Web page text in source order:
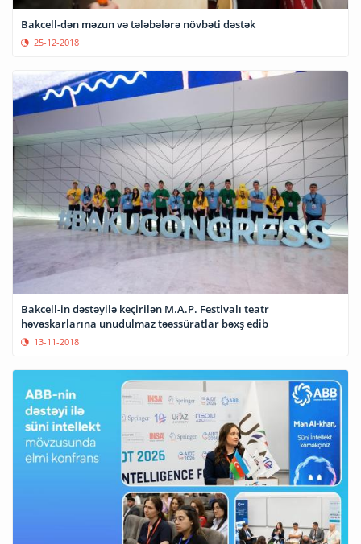
Bakcell-dən məzun və tələbələrə növbəti dəstək
25-12-2018
Bakcell-in dəstəyilə keçirilən M.A.P. Festivalı teatr
həvəskarlarına unudulmaz təəssüratlar bəxş edib
13-11-2018